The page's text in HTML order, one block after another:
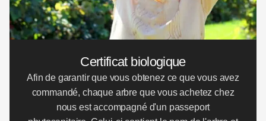
Certificat biologique
Afin de garantir que vous obtenez ce que vous avez
commandé, chaque arbre que vous achetez chez
nous est accompagné d'un passeport